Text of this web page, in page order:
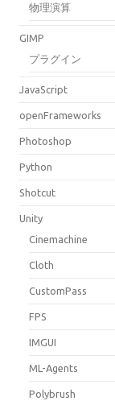
物理演算
GIMP
プラグイン
JavaScript
openFrameworks
Photoshop
Python
Shotcut
Unity
Cinemachine
Cloth
CustomPass
FPS
IMGUI
ML-Agents
Polybrush